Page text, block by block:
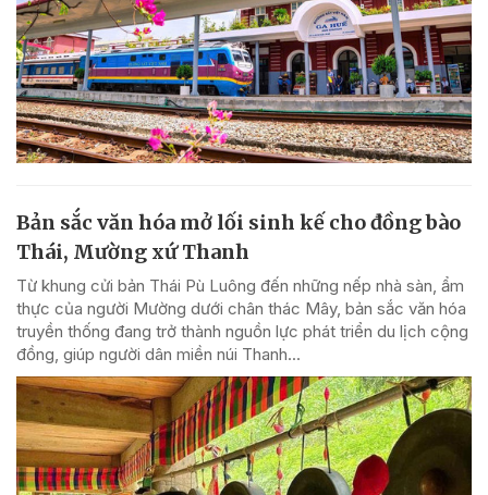
Bản sắc văn hóa mở lối sinh kế cho đồng bào
Thái, Mường xứ Thanh
Từ khung cửi bản Thái Pù Luông đến những nếp nhà sàn, ẩm
thực của người Mường dưới chân thác Mây, bản sắc văn hóa
truyền thống đang trở thành nguồn lực phát triển du lịch cộng
đồng, giúp người dân miền núi Thanh...